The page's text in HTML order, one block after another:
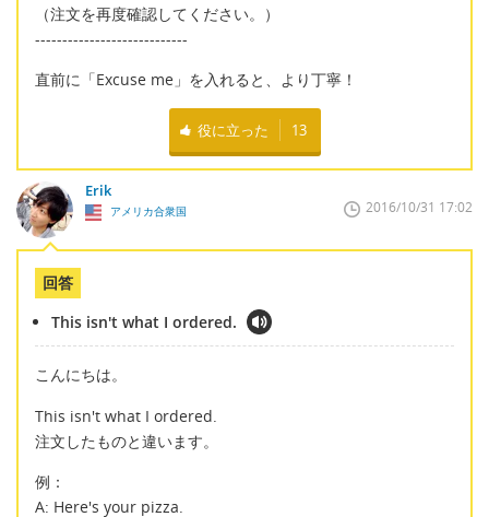
（注文を再度確認してください。）
----------------------------
直前に「Excuse me」を入れると、より丁寧！
役に立った 13
Erik
アメリカ合衆国 2016/10/31 17:02
回答
This isn't what I ordered.
こんにちは。
This isn't what I ordered.
注文したものと違います。
例：
A: Here's your pizza.